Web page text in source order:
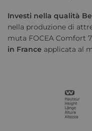
Investi nella qualità
nella produzione di
muta FOCEA Comfort
in France applicata al